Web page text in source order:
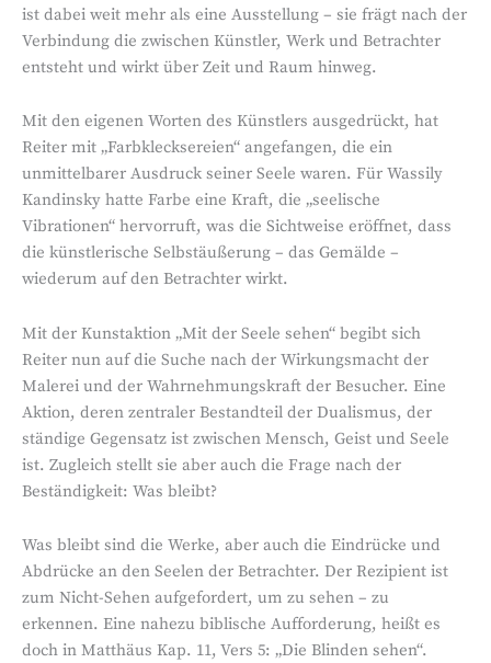
ist dabei weit mehr als eine Ausstellung – sie frägt nach der
Verbindung die zwischen Künstler, Werk und Betrachter
entsteht und wirkt über Zeit und Raum hinweg.
Mit den eigenen Worten des Künstlers ausgedrückt, hat
Reiter mit „Farbklecksereien“ angefangen, die ein
unmittelbarer Ausdruck seiner Seele waren. Für Wassily
Kandinsky hatte Farbe eine Kraft, die „seelische
Vibrationen“ hervorruft, was die Sichtweise eröffnet, dass
die künstlerische Selbstäußerung – das Gemälde –
wiederum auf den Betrachter wirkt.
Mit der Kunstaktion „Mit der Seele sehen“ begibt sich
Reiter nun auf die Suche nach der Wirkungsmacht der
Malerei und der Wahrnehmungskraft der Besucher. Eine
Aktion, deren zentraler Bestandteil der Dualismus, der
ständige Gegensatz ist zwischen Mensch, Geist und Seele
ist. Zugleich stellt sie aber auch die Frage nach der
Beständigkeit: Was bleibt?
Was bleibt sind die Werke, aber auch die Eindrücke und
Abdrücke an den Seelen der Betrachter. Der Rezipient ist
zum Nicht-Sehen aufgefordert, um zu sehen – zu
erkennen. Eine nahezu biblische Aufforderung, heißt es
doch in Matthäus Kap. 11, Vers 5: „Die Blinden sehen“.